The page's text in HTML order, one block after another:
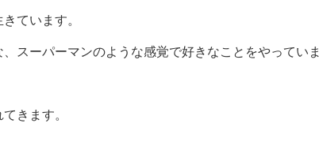
ています。
スーパーマンのような感覚で好きなことをやっていま
きます。